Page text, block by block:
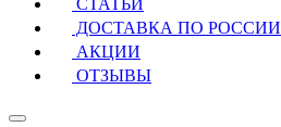
СТАТЬИ
ДОСТАВКА ПО РОССИИ
АКЦИИ
ОТЗЫВЫ